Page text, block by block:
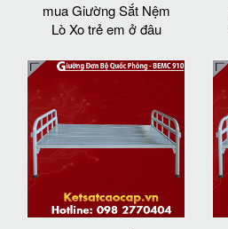
mua Giường Sắt Nệm
Lò Xo trẻ em ở đâu